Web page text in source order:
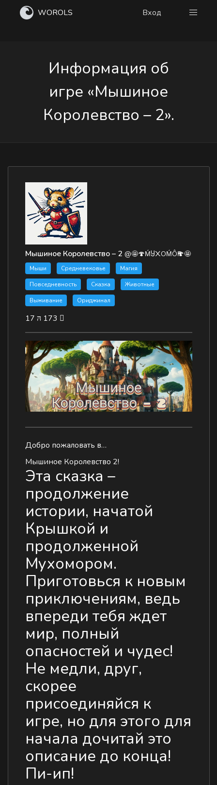
WOROLS Вход
Информация об
игре «Мышиное
Королевство – 2».
Мышиное Королевство – 2 @🤩🍄ḾႸ᙭ОḾÔҎ🍄🤩
Мыши Средневековье Магия
Повседневность Сказка Животные
Выживание Ориджинал
17 173
Добро пожаловать в…
Мышиное Королевство 2!
Эта сказка –
продолжение
истории, начатой
Крышкой и
продолженной
Мухомором.
Приготовься к новым
приключениям, ведь
впереди тебя ждет
мир, полный
опасностей и чудес!
Не медли, друг,
скорее
присоединяйся к
игре, но для этого для
начала дочитай это
описание до конца!
Пи-ип!